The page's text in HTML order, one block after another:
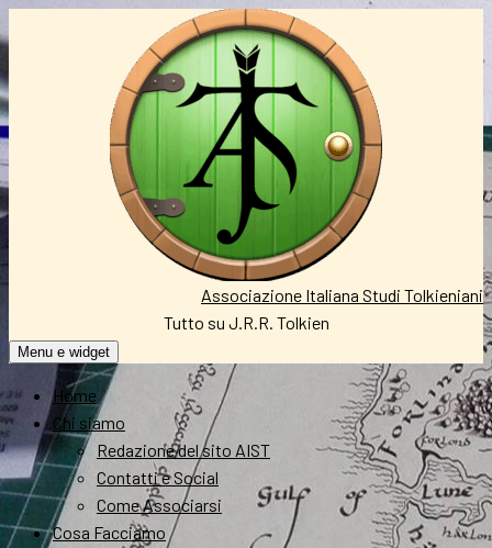
al
contenuto
Associazione Italiana Studi Tolkieniani
Tutto su J.R.R. Tolkien
Menu e widget
Home
Chi siamo
Redazione del sito AIST
Contatti e Social
Come Associarsi
Cosa Facciamo